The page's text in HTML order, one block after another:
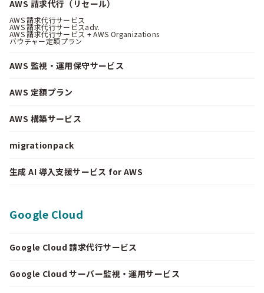
AWS 請求代行（リセール）
AWS 請求代行サービス
AWS 請求代行サービスadv.
AWS 請求代行サービス + AWS Organizations
バウチャー定額プラン
AWS 監視・運用保守サービス
AWS 定額プラン
AWS 構築サービス
migrationpack
生成 AI 導入支援サービス for AWS
Google Cloud
Google Cloud 請求代行サービス
Google Cloud サーバー監視・運用サービス